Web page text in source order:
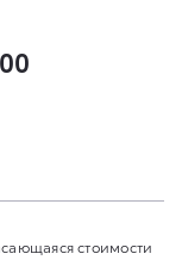
стоимости